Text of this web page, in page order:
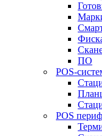
ПО
POS-
POS